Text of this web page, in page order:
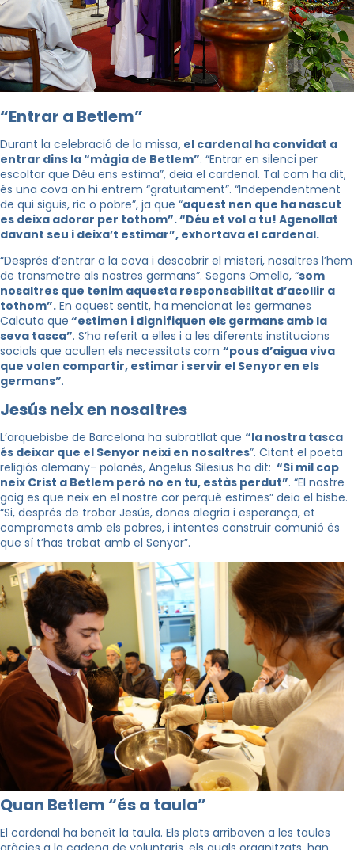
“Entrar a Betlem”
Durant la celebració de la missa, el cardenal ha convidat a
entrar dins la “màgia de Betlem”. “Entrar en silenci per
escoltar que Déu ens estima”, deia el cardenal. Tal com ha dit,
és una cova on hi entrem “gratuïtament”. “Independentment
de qui siguis, ric o pobre”, ja que “aquest nen que ha nascut
es deixa adorar per tothom”. “Déu et vol a tu! Agenollat
davant seu i deixa’t estimar”, exhortava el cardenal.
“Després d’entrar a la cova i descobrir el misteri, nosaltres l’hem
de transmetre als nostres germans”. Segons Omella, “som
nosaltres que tenim aquesta responsabilitat d’acollir a
tothom”. En aquest sentit, ha mencionat les germanes
Calcuta que “estimen i dignifiquen els germans amb la
seva tasca”. S’ha referit a elles i a les diferents institucions
socials que acullen els necessitats com “pous d’aigua viva
que volen compartir, estimar i servir el Senyor en els
germans”.
Jesús neix en nosaltres
L’arquebisbe de Barcelona ha subratllat que “la nostra tasca
és deixar que el Senyor neixi en nosaltres”. Citant el poeta
religiós alemany- polonès, Angelus Silesius ha dit: “Si mil cop
neix Crist a Betlem però no en tu, estàs perdut”. “El nostre
goig es que neix en el nostre cor perquè estimes” deia el bisbe.
“Si, després de trobar Jesús, dones alegria i esperança, et
compromets amb els pobres, i intentes construir comunió és
que sí t’has trobat amb el Senyor”.
Quan Betlem “és a taula”
El cardenal ha beneït la taula. Els plats arribaven a les taules